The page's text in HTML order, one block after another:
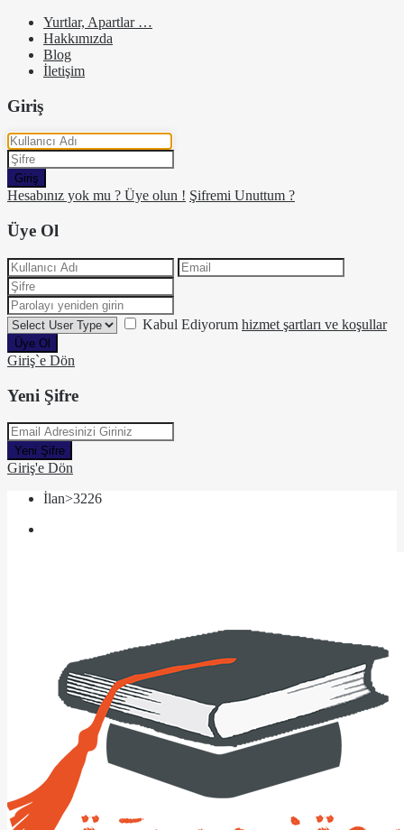
Yurtlar, Apartlar …
Hakkımızda
Blog
İletişim
Giriş
Giriş
Hesabınız yok mu ? Üye olun ! Şifremi Unuttum ?
Üye Ol
Kabul Ediyorum hizmet şartları ve koşullar
Üye Ol
Giriş`e Dön
Yeni Şifre
Yeni Şifre
Giriş'e Dön
İlan>3226